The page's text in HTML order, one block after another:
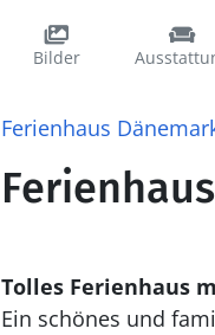
Bilder
Ferienhaus
TollesFerienhaus
Ein schönes und